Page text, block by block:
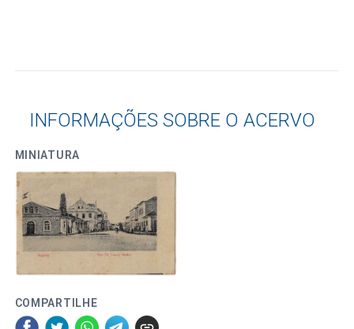
INFORMAÇÕES SOBRE O ACERVO
MINIATURA
COMPARTILHE